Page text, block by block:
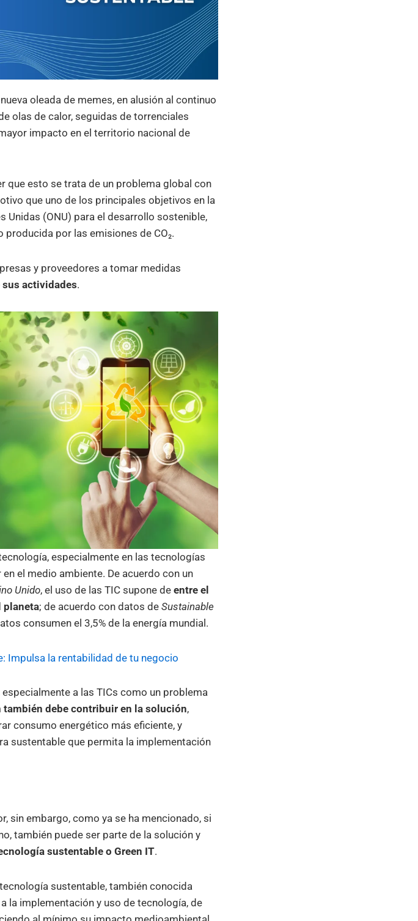
oleada de memes, en alusión al continuo
olas de calor, seguidas de torrenciales
impacto en el territorio nacional de
que esto se trata de un problema global con
que uno de los principales objetivos en la
Unidas (ONU) para el desarrollo sostenible,
por las emisiones de CO₂.
y proveedores a tomar medidas
actividades.
especialmente en las tecnologías
el medio ambiente. De acuerdo con un
Unido, el uso de las TIC supone de entre el
planeta; de acuerdo con datos de Sustainable
consumen el 3,5% de la energía mundial.
Impulsa la rentabilidad de tu negocio
a las TICs como un problema
también debe contribuir en la solución,
consumo energético más eficiente, y
sustentable que permita la implementación
sin embargo, como ya se ha mencionado, si
también puede ser parte de la solución y
sustentable o Green IT.
sustentable, también conocida
la implementación y uso de tecnología, de